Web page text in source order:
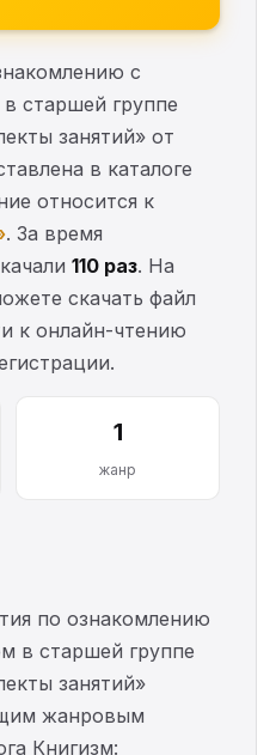
с
старшей группе
занятий» от
в каталоге
относится к
. За время
110 раз. На
скачать файл
к онлайн-чтению
1
жанр
по ознакомлению
в старшей группе
занятий»
жанровым
Книгизм: